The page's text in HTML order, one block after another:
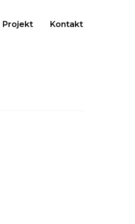
Projekt Kontakt